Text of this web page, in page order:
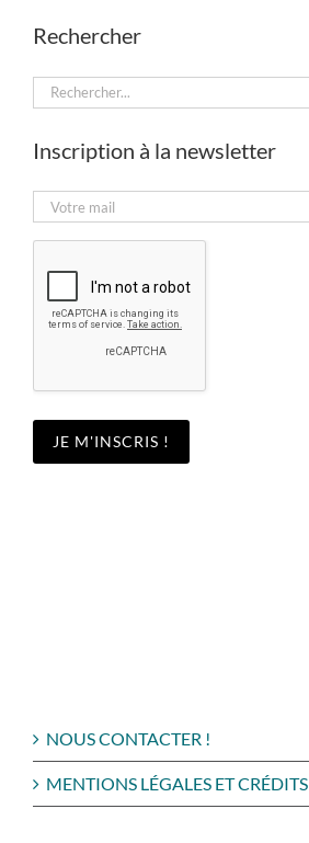
Rechercher
Rechercher:
Inscription à la newsletter
NOUS CONTACTER !
MENTIONS LÉGALES ET CRÉDITS